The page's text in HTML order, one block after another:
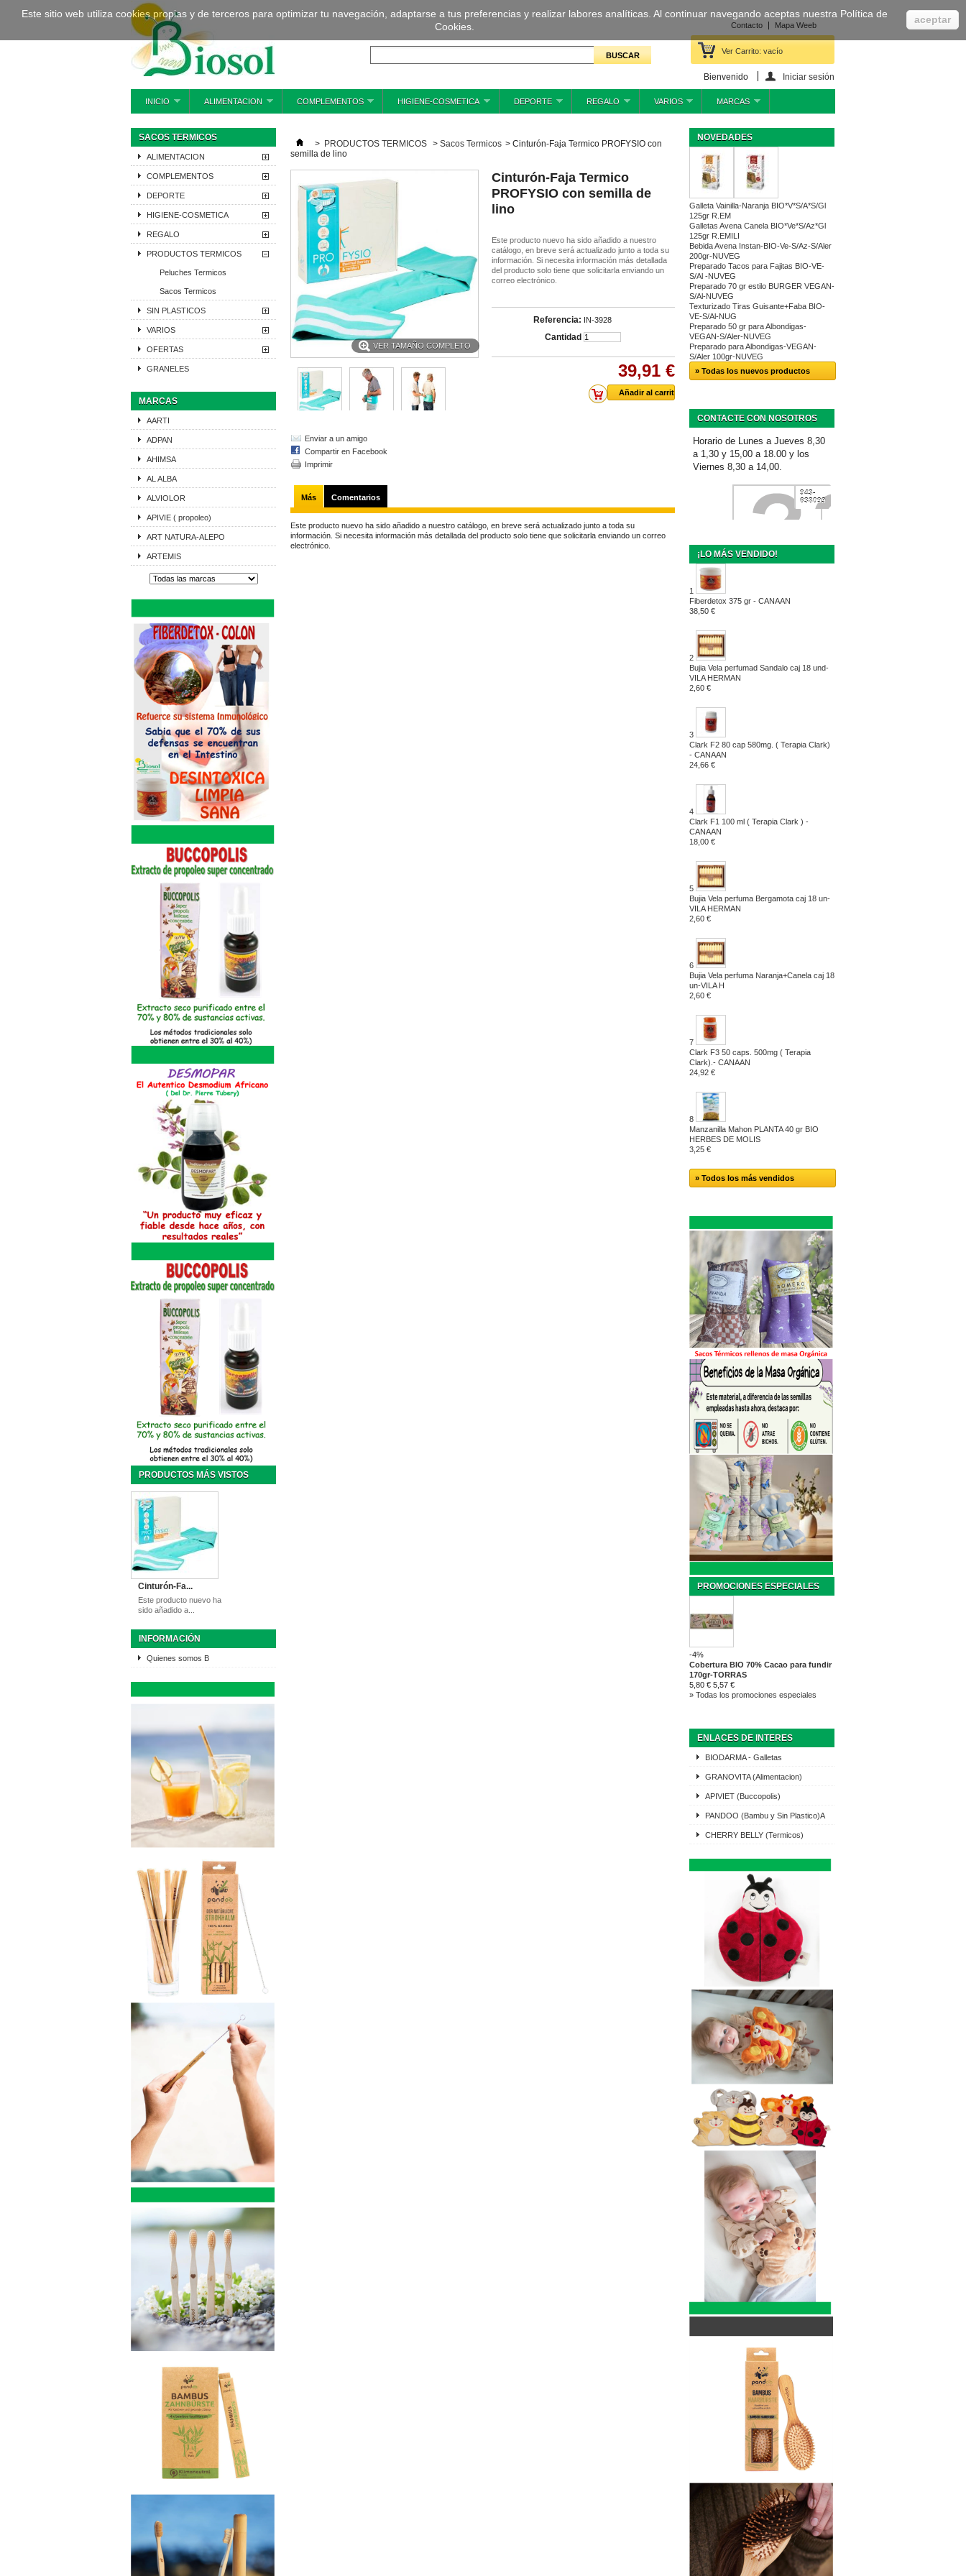
Contacto Mapa Weeb
Ver Carrito: vacío
Bienvenido Iniciar sesión
INICIO ALIMENTACION COMPLEMENTOS HIGIENE-COSMETICA DEPORTE REGALO VARIOS MARCAS
SACOS TERMICOS
ALIMENTACION
COMPLEMENTOS
DEPORTE
HIGIENE-COSMETICA
REGALO
PRODUCTOS TERMICOS
Peluches Termicos
Sacos Termicos
SIN PLASTICOS
VARIOS
OFERTAS
GRANELES
MARCAS
AARTI
ADPAN
AHIMSA
AL ALBA
ALVIOLOR
APIVIE ( propoleo)
ART NATURA-ALEPO
ARTEMIS
PRODUCTOS MÁS VISTOS
Cinturón-Fa...
Este producto nuevo ha
sido añadido a...
INFORMACIÓN
Quienes somos B
> PRODUCTOS TERMICOS > Sacos Termicos > Cinturón-Faja Termico PROFYSIO con
semilla de lino
VER TAMAÑO COMPLETO
Enviar a un amigo
Compartir en Facebook
Imprimir
Cinturón-Faja Termico
PROFYSIO con semilla de
lino
Este producto nuevo ha sido añadido a nuestro
catálogo, en breve será actualizado junto a toda su
información. Si necesita información más detallada
del producto solo tiene que solicitarla enviando un
correo electrónico.
Referencia: IN-3928
Cantidad
39,91 €
Más Comentarios
Este producto nuevo ha sido añadido a nuestro catálogo, en breve será actualizado junto a toda su
información. Si necesita información más detallada del producto solo tiene que solicitarla enviando un correo
electrónico.
NOVEDADES
Galleta Vainilla-Naranja BIO*V*S/A*S/Gl
125gr R.EM
Galletas Avena Canela BIO*Ve*S/Az*Gl
125gr R.EMILI
Bebida Avena Instan-BIO-Ve-S/Az-S/Aler
200gr-NUVEG
Preparado Tacos para Fajitas BIO-VE-
S/Al -NUVEG
Preparado 70 gr estilo BURGER VEGAN-
S/Al-NUVEG
Texturizado Tiras Guisante+Faba BIO-
VE-S/Al-NUG
Preparado 50 gr para Albondigas-
VEGAN-S/Aler-NUVEG
Preparado para Albondigas-VEGAN-
S/Aler 100gr-NUVEG
» Todas los nuevos productos
CONTACTE CON NOSOTROS
Horario de Lunes a Jueves 8,30
a 1,30 y 15,00 a 18.00 y los
Viernes 8,30 a 14,00.
943-
638099
¡LO MÁS VENDIDO!
1
Fiberdetox 375 gr - CANAAN
38,50 €
2
Bujia Vela perfumad Sandalo caj 18 und-
VILA HERMAN
2,60 €
3
Clark F2 80 cap 580mg. ( Terapia Clark)
- CANAAN
24,66 €
4
Clark F1 100 ml ( Terapia Clark ) -
CANAAN
18,00 €
5
Bujia Vela perfuma Bergamota caj 18 un-
VILA HERMAN
2,60 €
6
Bujia Vela perfuma Naranja+Canela caj 18
un-VILA H
2,60 €
7
Clark F3 50 caps. 500mg ( Terapia
Clark).- CANAAN
24,92 €
8
Manzanilla Mahon PLANTA 40 gr BIO
HERBES DE MOLIS
3,25 €
» Todos los más vendidos
PROMOCIONES ESPECIALES
-4%
Cobertura BIO 70% Cacao para fundir
170gr-TORRAS
5,80 € 5,57 €
» Todas los promociones especiales
ENLACES DE INTERES
BIODARMA - Galletas
GRANOVITA (Alimentacion)
APIVIET (Buccopolis)
PANDOO (Bambu y Sin Plastico)A
CHERRY BELLY (Termicos)
Este sitio web utiliza cookies propias y de terceros para optimizar tu navegación, adaptarse a tus preferencias y realizar labores analíticas. Al continuar navegando aceptas nuestra Política de
Cookies.
aceptar